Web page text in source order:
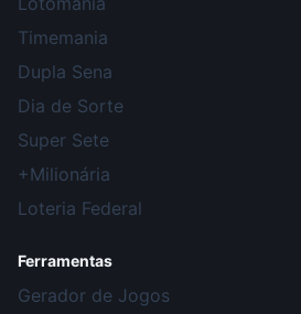
Timemania
Dupla Sena
Dia de Sorte
Super Sete
+Milionária
Loteria Federal
Ferramentas
Gerador de Jogos